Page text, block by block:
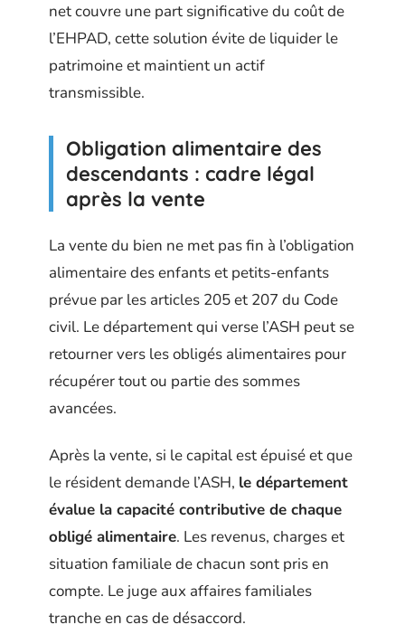
net couvre une part significative du coût de
l’EHPAD, cette solution évite de liquider le
patrimoine et maintient un actif
transmissible.
Obligation alimentaire des
descendants : cadre légal
après la vente
La vente du bien ne met pas fin à l’obligation
alimentaire des enfants et petits-enfants
prévue par les articles 205 et 207 du Code
civil. Le département qui verse l’ASH peut se
retourner vers les obligés alimentaires pour
récupérer tout ou partie des sommes
avancées.
Après la vente, si le capital est épuisé et que
le résident demande l’ASH, le département
évalue la capacité contributive de chaque
obligé alimentaire. Les revenus, charges et
situation familiale de chacun sont pris en
compte. Le juge aux affaires familiales
tranche en cas de désaccord.